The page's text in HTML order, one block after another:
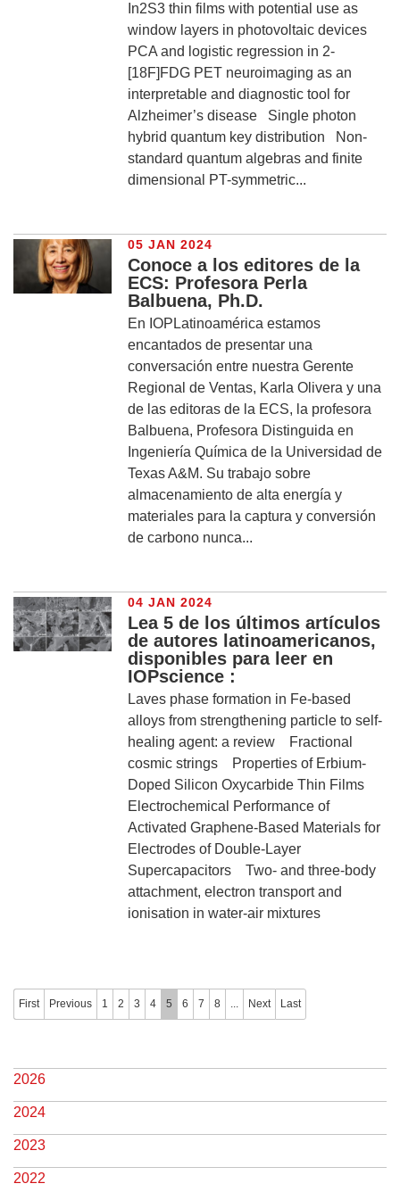
In2S3 thin films with potential use as
window layers in photovoltaic devices
PCA and logistic regression in 2-
[18F]FDG PET neuroimaging as an
interpretable and diagnostic tool for
Alzheimer’s disease Single photon
hybrid quantum key distribution Non-
standard quantum algebras and finite
dimensional PT-symmetric...
05 JAN 2024
Conoce a los editores de la
ECS: Profesora Perla
Balbuena, Ph.D.
En IOPLatinoamérica estamos
encantados de presentar una
conversación entre nuestra Gerente
Regional de Ventas, Karla Olivera y una
de las editoras de la ECS, la profesora
Balbuena, Profesora Distinguida en
Ingeniería Química de la Universidad de
Texas A&M. Su trabajo sobre
almacenamiento de alta energía y
materiales para la captura y conversión
de carbono nunca...
04 JAN 2024
Lea 5 de los últimos artículos
de autores latinoamericanos,
disponibles para leer en
IOPscience :
Laves phase formation in Fe-based
alloys from strengthening particle to self-
healing agent: a review Fractional
cosmic strings Properties of Erbium-
Doped Silicon Oxycarbide Thin Films
Electrochemical Performance of
Activated Graphene-Based Materials for
Electrodes of Double-Layer
Supercapacitors Two- and three-body
attachment, electron transport and
ionisation in water-air mixtures
First Previous 1 2 3 4 5 6 7 8 ... Next Last
2026
2024
2023
2022